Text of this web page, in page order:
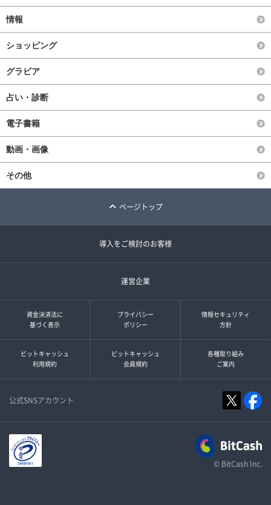
情報
ショッピング
グラビア
占い・診断
電子書籍
動画・画像
その他
ページトップ
導入をご検討のお客様
運営企業
資金決済法に
基づく表示
プライバシー
ポリシー
情報セキュリティ
方針
ビットキャッシュ
利用規約
ビットキャッシュ
会員規約
各種取り組み
ご案内
公式SNSアカウント
© BitCash Inc.